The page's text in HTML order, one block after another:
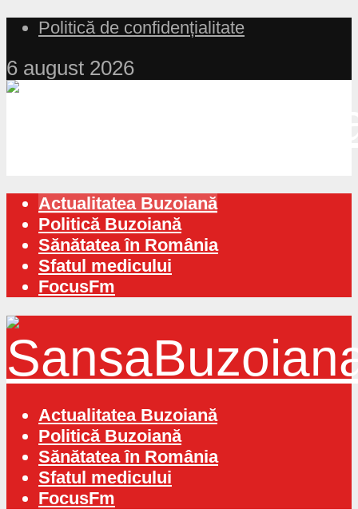
Politică de confidențialitate
6 august 2026
Actualitatea Buzoiană
Politică Buzoiană
Sănătatea în România
Sfatul medicului
FocusFm
Actualitatea Buzoiană
Politică Buzoiană
Sănătatea în România
Sfatul medicului
FocusFm